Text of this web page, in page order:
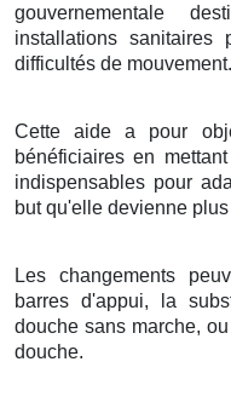
gouvernementale
installations sanitaires
difficultés de mouvement.
Cette aide a pour
bénéficiaires en
indispensables pour
but qu'elle devienne
Les changements
barres d'appui, la
douche sans marche,
douche.